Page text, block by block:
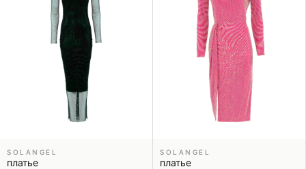
SOLANGEL
платье
SOLANGEL
платье